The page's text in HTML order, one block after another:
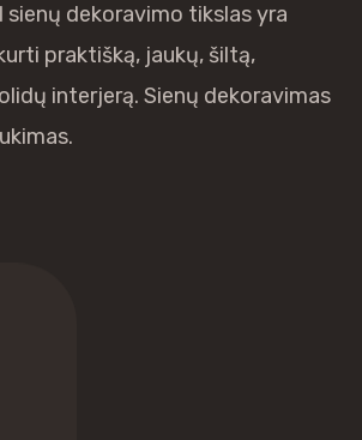
sienų dekoravimo tikslas yra
praktišką, jaukų, šiltą,
interjerą. Sienų dekoravimas